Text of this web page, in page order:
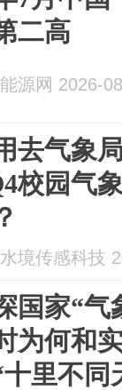
二高
源网 2026-
去气象
校园气
境传感科技
国家“气
为何和
里不同